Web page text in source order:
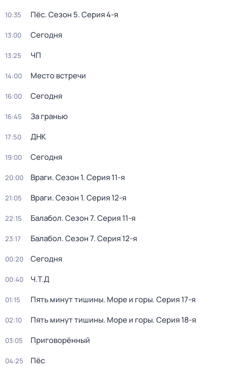
10:35 Пёс. Сезон 5. Серия 4-я
13:00 Сегодня
13:25 ЧП
14:00 Место встречи
16:00 Сегодня
16:45 За гранью
17:50 ДНК
19:00 Сегодня
20:00 Враги. Сезон 1. Серия 11-я
21:05 Враги. Сезон 1. Серия 12-я
22:15 Балабол. Сезон 7. Серия 11-я
23:17 Балабол. Сезон 7. Серия 12-я
00:20 Сегодня
00:40 Ч.T.Д
01:15 Пять минут тишины. Море и горы. Серия 17-я
02:10 Пять минут тишины. Море и горы. Серия 18-я
03:05 Приговорённый
04:25 Пёс